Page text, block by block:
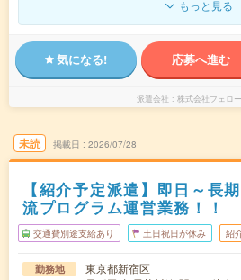
もっと見る
気になる! 応募へ進む
派遣会社 株式会社フェロ
未読 掲載日 2026/07/28
【紹介予定派遣】即日～長
流プログラム運営業務！！
交通費別途支給あり 土日祝日が休み 紹
勤務地
東京都新宿区